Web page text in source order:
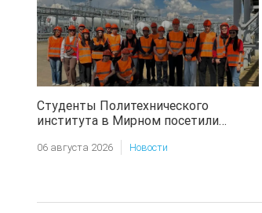
Студенты Политехнического
института в Мирном посетили
06 августа 2026 Новости